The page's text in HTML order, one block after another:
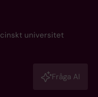
universitet
Fråga AI